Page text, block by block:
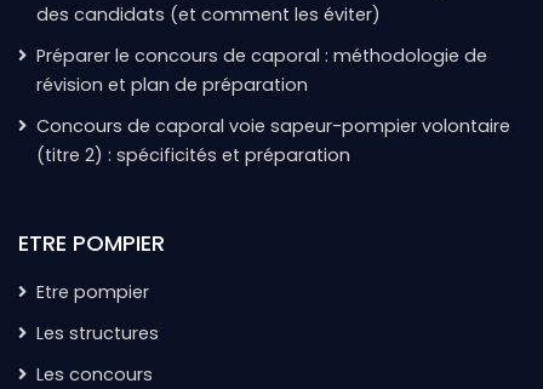
des candidats (et comment les éviter)
Préparer le concours de caporal : méthodologie de
révision et plan de préparation
Concours de caporal voie sapeur-pompier volontaire
(titre 2) : spécificités et préparation
ETRE POMPIER
Etre pompier
Les structures
Les concours